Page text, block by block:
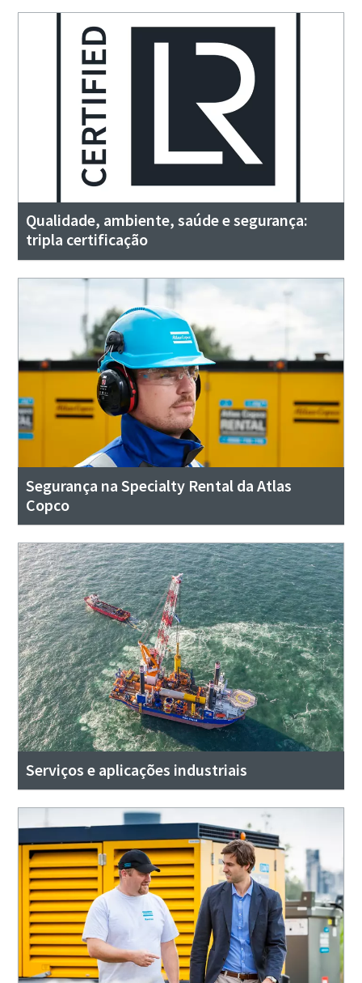
Qualidade, ambiente, saúde e segurança:
tripla certificação
Segurança na Specialty Rental da Atlas
Copco
Serviços e aplicações industriais